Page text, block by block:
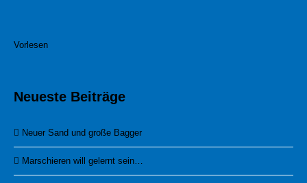
Vorlesen
Neueste Beiträge
Neuer Sand und große Bagger
Marschieren will gelernt sein…